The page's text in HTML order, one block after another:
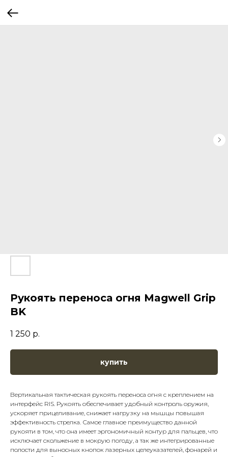
Рукоять переноса огня Magwell Grip
BK
1 250 р.
купить
Вертикальная тактическая рукоять переноса огня с креплением на
интерфейс RIS. Рукоять обеспечивает удобный контроль оружия,
ускоряет прицеливание, снижает нагрузку на мышцы повышая
эффективность стрелка. Самое главное преимущество данной
рукояти в том, что она имеет эргономичный контур для пальцев, что
исключает скольжение в мокрую погоду, а так же интегрированные
полости для выносных кнопок лазерных целеуказателей, фонарей и